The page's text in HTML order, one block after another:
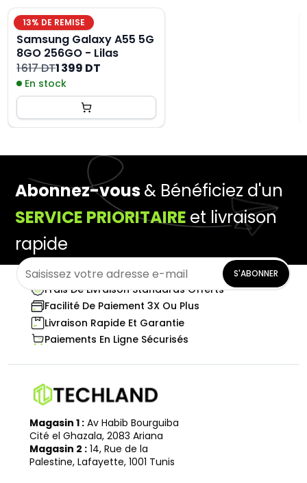
13% DE REMISE
Samsung Galaxy A55 5G
8GO 256GO - Lilas
1 617 DT1 399 DT
En stock
Abonnez-vous& Bénéficiez d'un
SERVICE PRIORITAIRE et livraison
rapide
S'ABONNER
Frais De Livraison Standards Offerts
Facilité De Paiement 3X Ou Plus
Livraison Rapide Et Garantie
Paiements En Ligne Sécurisés
Magasin 1 : Av Habib Bourguiba
Cité el Ghazala, 2083 Ariana
Magasin 2 : 14, Rue de la
Palestine, Lafayette, 1001 Tunis